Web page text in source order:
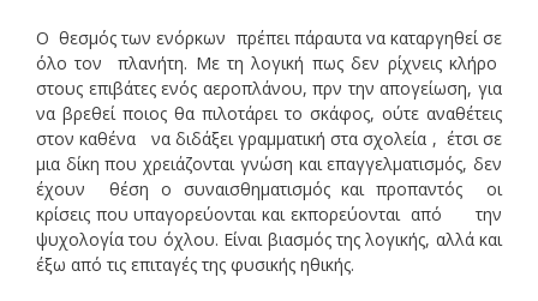
Ο θεσμός των ενόρκων πρέπει πάραυτα να καταργηθεί σε
όλο τον πλανήτη. Με τη λογική πως δεν ρίχνεις κλήρο
στους επιβάτες ενός αεροπλάνου, πρν την απογείωση, για
να βρεθεί ποιος θα πιλοτάρει το σκάφος, ούτε αναθέτεις
στον καθένα να διδάξει γραμματική στα σχολεία , έτσι σε
μια δίκη που χρειάζονται γνώση και επαγγελματισμός, δεν
έχουν θέση ο συναισθηματισμός και προπαντός οι
κρίσεις που υπαγορεύονται και εκπορεύονται από την
ψυχολογία του όχλου. Είναι βιασμός της λογικής, αλλά και
έξω από τις επιταγές της φυσικής ηθικής.